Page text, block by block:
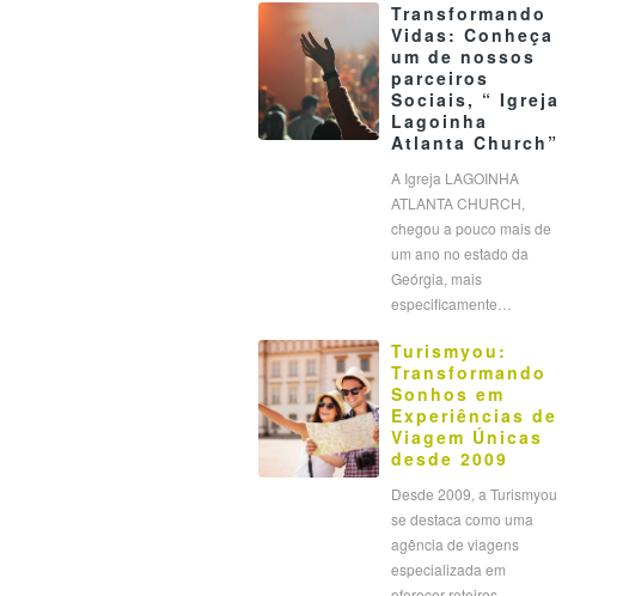
Transformando
Vidas: Conheça
um de nossos
parceiros
Sociais, “ Igreja
Lagoinha
Atlanta Church”
A Igreja LAGOINHA
ATLANTA CHURCH,
chegou a pouco mais de
um ano no estado da
Geórgia, mais
especificamente…
Turismyou:
Transformando
Sonhos em
Experiências de
Viagem Únicas
desde 2009
Desde 2009, a Turismyou
se destaca como uma
agência de viagens
especializada em